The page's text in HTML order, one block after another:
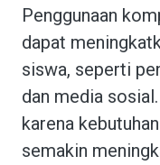
Penggunaan
dapat
siswa, seperti
dan media
karena
semakin